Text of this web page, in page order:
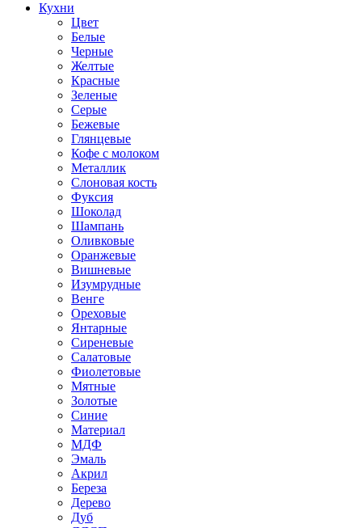
Кухни
Цвет
Белые
Черные
Желтые
Красные
Зеленые
Серые
Бежевые
Глянцевые
Кофе с молоком
Металлик
Слоновая кость
Фуксия
Шоколад
Шампань
Оливковые
Оранжевые
Вишневые
Изумрудные
Венге
Ореховые
Янтарные
Сиреневые
Салатовые
Фиолетовые
Мятные
Золотые
Синие
Материал
МДФ
Эмаль
Акрил
Береза
Дерево
Дуб